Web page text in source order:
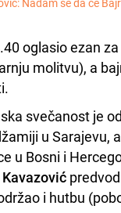
oglasio ezan
molitvu), a
svečanost je
u Sarajevu,
u Bosni i
i hutbu